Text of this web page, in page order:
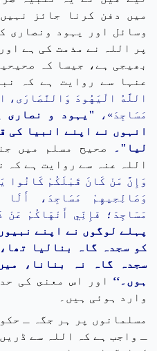
میں دفن کرنا جائز
وسائل اور یہود ونصاری
پر اللہ نے مذمت کی ہے
بھیجی ہے، جیسا کہ
عنہا سے روایت ہے کہ
اللَّهُ الْيَهُودَ وَالنَّصَارَى،
مَسَاجِدَ»،
"یہود و نصاری
انہوں نے اپنے انبیا کی
لیا"۔
صحیح مسلم میں
اللہ عنہ سے روایت ہے
وَإِنَّ مَنْ كَانَ قَبْلَكُمْ كَانُوا
وَصَالِحِيهِمْ مَسَاجِدَ، أَلَا
مَسَاجِدَ؛ فَإِنِّي أَنْهَاكُمْ عَنْ
پہلے لوگوں نے اپنے
کو سجدہ گاہ بنالیا
سجدہ گاہ نہ بنانا،
ہوں۔‘‘ اور اس معنى کی
وارد ہوئی ہیں۔
مسلمانوں پر ہر جگہ ـ
ـ واجب ہے کہ اللہ سے